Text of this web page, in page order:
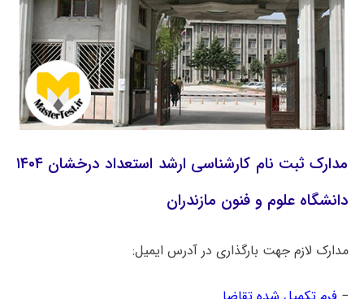
مدارک ثبت نام کارشناسی ارشد استعداد درخشان ۱۴۰۴
دانشگاه علوم و فنون مازندران
مدارک لازم جهت بارگذاری در آدرس ایمیل: